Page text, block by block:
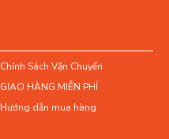
Chính Sách Vận Chuyển
GIAO HÀNG MIỄN PHÍ
Hướng dẫn mua hàng